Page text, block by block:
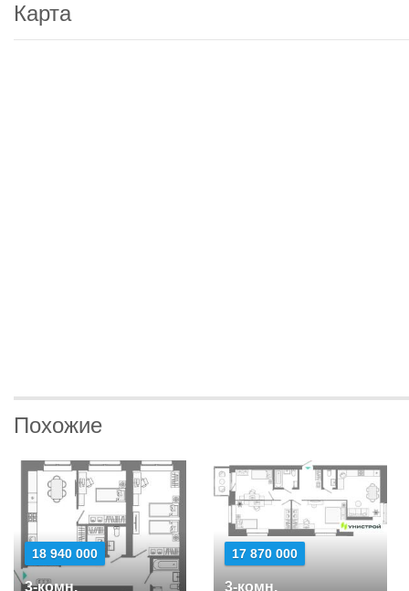
Карта
Похожие
18 940 000
3-комн.
17 870 000
3-комн.